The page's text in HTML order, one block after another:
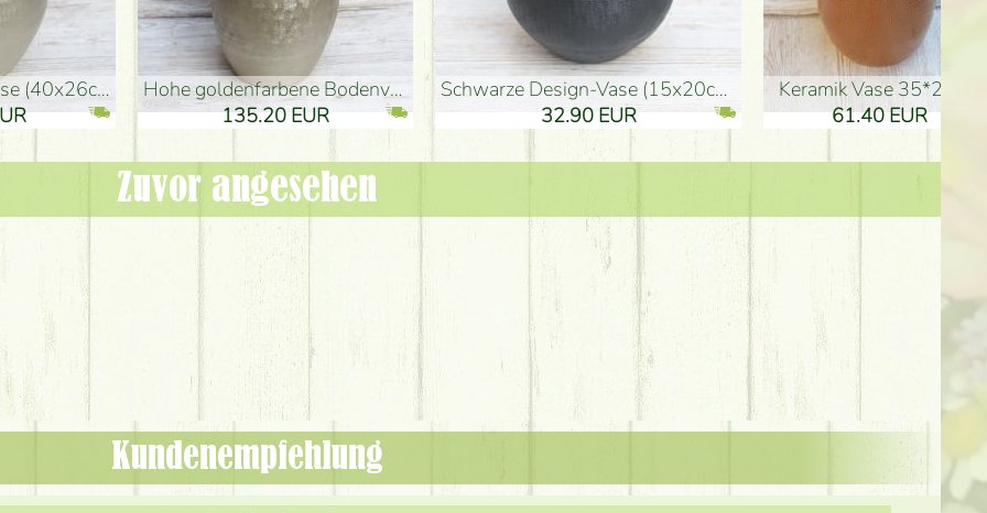
(50x29cm)
schwarze Design-Vase (15x20cm)
32.90 EUR
Keramik Vase 35*21cm
61.40 EUR
Holzfigur für Schulabgänger (10
3.80 EUR
Zuvor angesehen
Kundenempfehlung